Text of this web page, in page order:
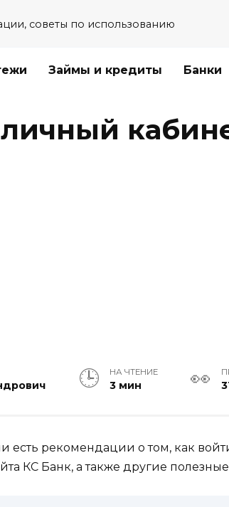
советы по использованию
Займы и кредиты Банки
НА ЧТЕНИЕ
3 мин
есть рекомендации о том, как
КС Банк, а также другие